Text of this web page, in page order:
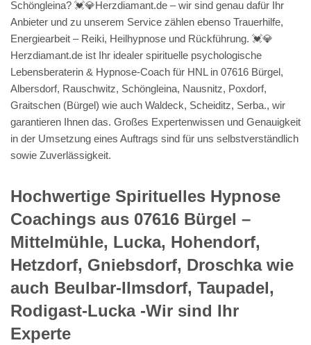
Schöngleina? 💓️💎Herzdiamant.de – wir sind genau dafür Ihr
Anbieter und zu unserem Service zählen ebenso Trauerhilfe,
Energiearbeit – Reiki, Heilhypnose und Rückführung. 💓️💎
Herzdiamant.de ist Ihr idealer spirituelle psychologische
Lebensberaterin & Hypnose-Coach für HNL in 07616 Bürgel,
Albersdorf, Rauschwitz, Schöngleina, Nausnitz, Poxdorf,
Graitschen (Bürgel) wie auch Waldeck, Scheiditz, Serba., wir
garantieren Ihnen das. Großes Expertenwissen und Genauigkeit
in der Umsetzung eines Auftrags sind für uns selbstverständlich
sowie Zuverlässigkeit.
Hochwertige Spirituelles Hypnose
Coachings aus 07616 Bürgel –
Mittelmühle, Lucka, Hohendorf,
Hetzdorf, Gniebsdorf, Droschka wie
auch Beulbar-Ilmsdorf, Taupadel,
Rodigast-Lucka -Wir sind Ihr
Experte